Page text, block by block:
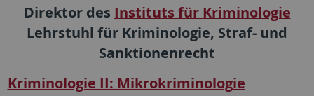
Direktor des Instituts für Kriminologie
Lehrstuhl für Kriminologie, Straf- und
Sanktionenrecht
Kriminologie II: Mikrokriminologie